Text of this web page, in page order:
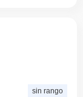
sin rango